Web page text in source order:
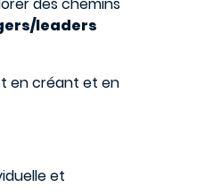
leaders
en créant et en
et